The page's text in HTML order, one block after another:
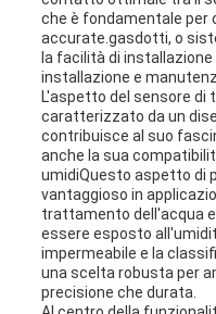
che è fondamentale
accurate.gasdotti, o
la facilità di
installazione e
L'aspetto del sensore di
caratterizzato da un
contribuisce al suo
anche la sua
umidiQuesto aspetto di
vantaggioso in
trattamento dell'acqua
essere esposto
impermeabile e la
una scelta robusta per
precisione che durata.